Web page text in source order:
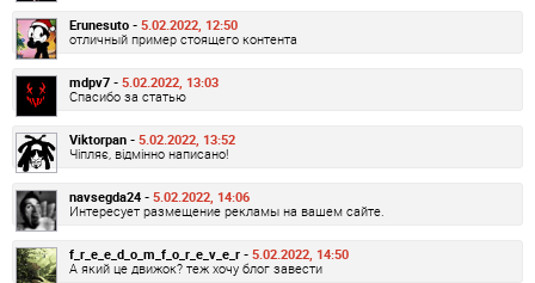
Erunesuto - 5.02.2022, 12:50
отличный пример стоящего контента
mdpv7 - 5.02.2022, 13:03
Спасибо за статью
Viktorpan - 5.02.2022, 13:52
Чіпляє, відмінно написано!
navsegda24 - 5.02.2022, 14:06
Интересует размещение рекламы на вашем сайте.
f_r_e_e_d_o_m_f_o_r_e_v_e_r - 5.02.2022, 14:50
А який це движок? теж хочу блог завести